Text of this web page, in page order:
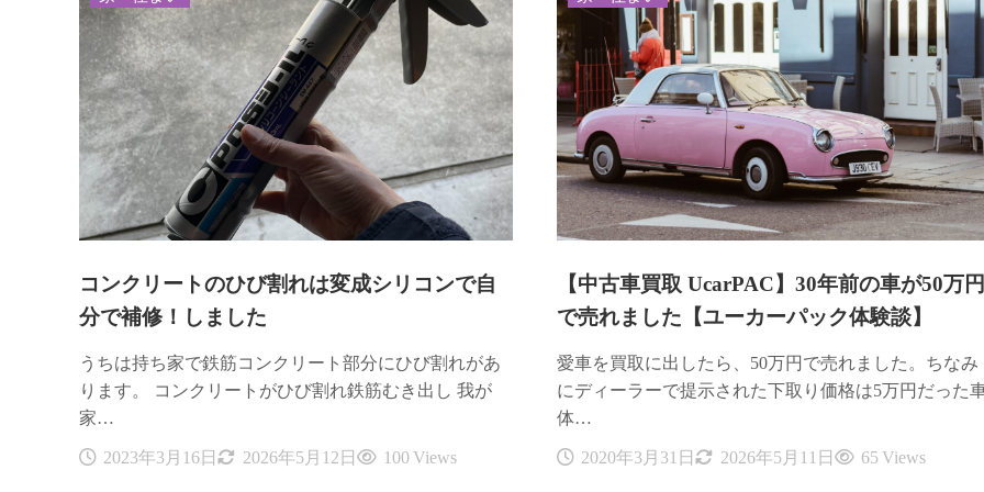
コンクリートのひび割れは変成シリコンで自
分で補修！しました
うちは持ち家で鉄筋コンクリート部分にひび割れがあ
ります。 コンクリートがひび割れ鉄筋むき出し 我が
家…
2023年3月16日 2026年5月12日 100 Views
【中古車買取 UcarPAC】30年前の車が50万円
で売れました【ユーカーパック体験談】
愛車を買取に出したら、50万円で売れました。ちなみ
にディーラーで提示された下取り価格は5万円だった
体…
2020年3月31日 2026年5月11日 65 Views